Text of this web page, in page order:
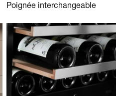
Poignée interchangeable